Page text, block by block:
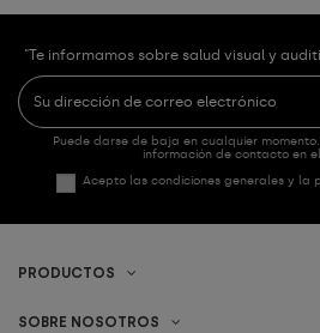
"Te informamos sobre salud visual y
Puede darse de baja en cualquier
información de contacto en
Acepto las condiciones generales y la
PRODUCTOS
SOBRE NOSOTROS